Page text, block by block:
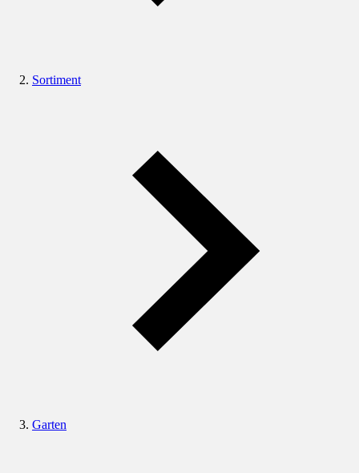
Sortiment
Garten